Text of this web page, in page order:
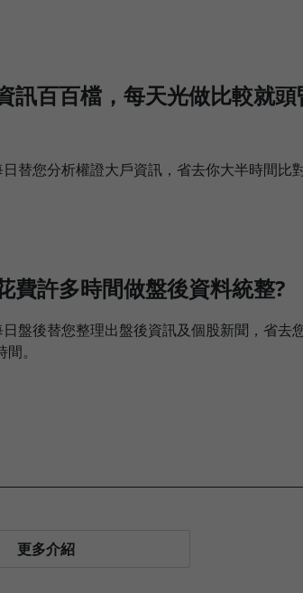
訊百百檔，每天光做比較就頭
替您分析權證大戶資訊，省去你大半時間比對
費許多時間做盤後資料統整?
盤後替您整理出盤後資訊及個股新聞，省去
。
更多介紹